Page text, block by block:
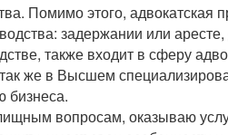
Помимо этого, адвокатская
задержании или
также входит в сферу
же в Высшем
бизнеса.
вопросам, оказываю